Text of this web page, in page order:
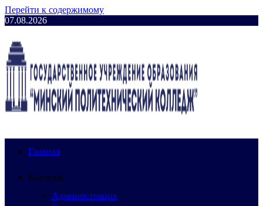
Перейти к содержимому
07.08.2026
Главная
Колледж
Администрация